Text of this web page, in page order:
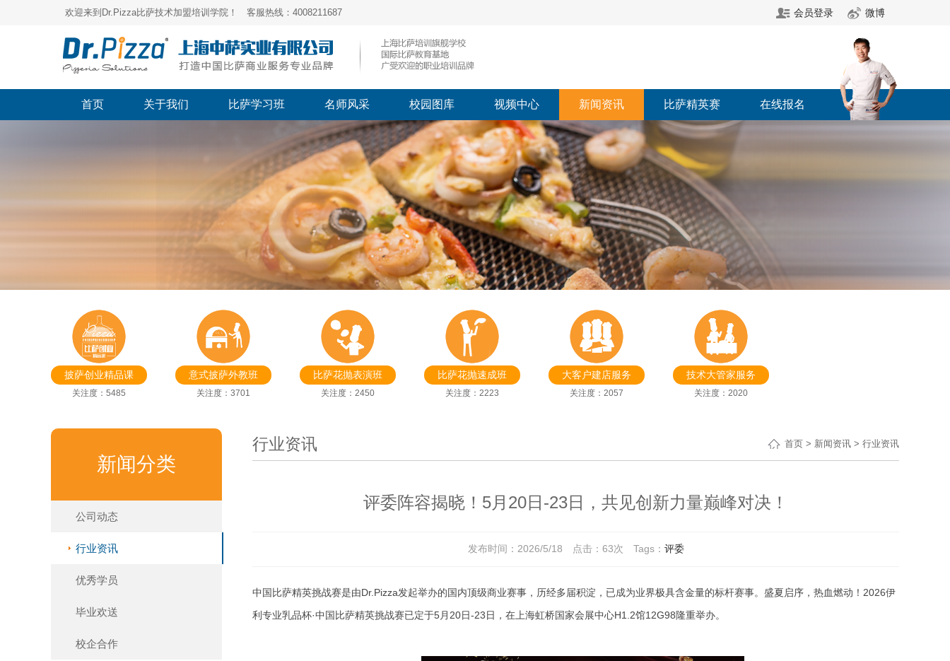
欢迎来到Dr.Pizza比萨技术加盟培训学院！ 客服热线：4008211687 会员登录 微博
首页 关于我们 比萨学习班 名师风采 校园图库 视频中心 新闻资讯 比萨精英赛 在线报名
披萨创业精品课
关注度：5485
意式披萨外教班
关注度：3701
比萨花抛表演班
关注度：2450
比萨花抛速成班
关注度：2223
大客户建店服务
关注度：2057
技术大管家服务
关注度：2020
新闻分类
公司动态
行业资讯
优秀学员
毕业欢送
校企合作
行业资讯 首页 > 新闻资讯 > 行业资讯
评委阵容揭晓！5月20日-23日，共见创新力量巅峰对决！
发布时间：2026/5/18 点击： 63次 Tags： 评委
中国比萨精英挑战赛是由Dr.Pizza发起举办的国内顶级商业赛事，历经多届积淀，已成为业界极具含金量的标杆赛事。 盛夏启序，热血燃动！2026伊
利专业乳品杯·中国比萨精英挑战赛已定于5月20日-23日，在上海虹桥国家会展中心H1.2馆12G98隆重举办。